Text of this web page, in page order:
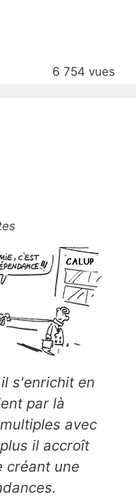
6 754 vues
s'enrichit en
par là
avec
il accroît
créant une